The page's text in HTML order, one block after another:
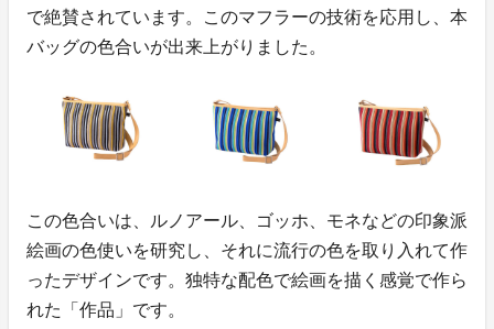
で絶賛されています。このマフラーの技術を応用し、本
バッグの色合いが出来上がりました。
この色合いは、ルノアール、ゴッホ、モネなどの印象派
絵画の色使いを研究し、それに流行の色を取り入れて作
ったデザインです。独特な配色で絵画を描く感覚で作ら
れた「作品」です。